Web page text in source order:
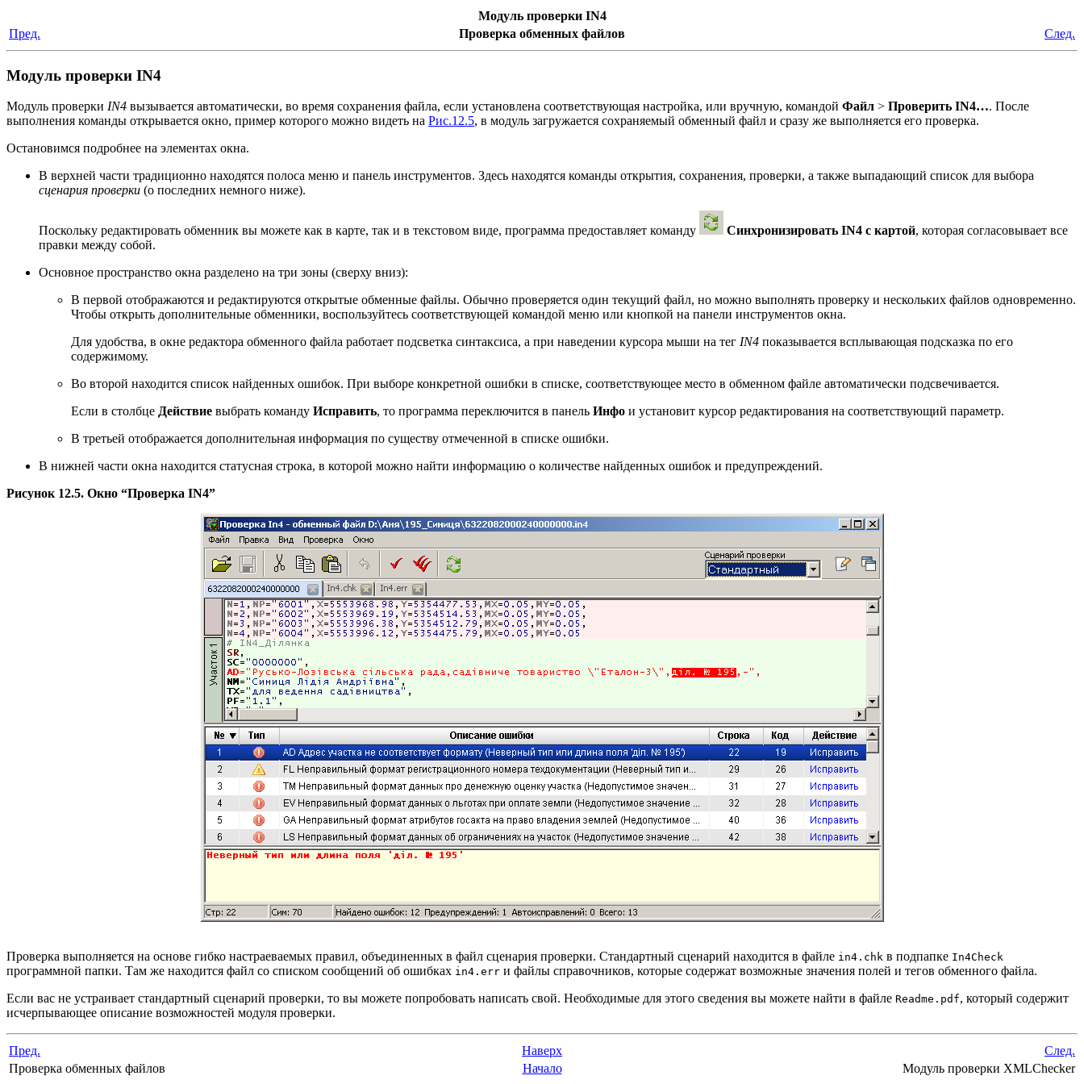
Модуль проверки IN4
Пред.
Проверка обменных файлов След.
Модуль проверки IN4
Модуль проверки IN4 вызывается автоматически, во время сохранения файла, если установлена соответствующая настройка, или вручную, командой Файл > Проверить IN4…. После
выполнения команды открывается окно, пример которого можно видеть на Рис.12.5, в модуль загружается сохраняемый обменный файл и сразу же выполняется его проверка.
Остановимся подробнее на элементах окна.
В верхней части традиционно находятся полоса меню и панель инструментов. Здесь находятся команды открытия, сохранения, проверки, а также выпадающий список для выбора
сценария проверки (о последних немного ниже).
Поскольку редактировать обменник вы можете как в карте, так и в текстовом виде, программа предоставляет команду Синхронизировать IN4 с картой, которая согласовывает все
правки между собой.
Основное пространство окна разделено на три зоны (сверху вниз):
В первой отображаются и редактируются открытые обменные файлы. Обычно проверяется один текущий файл, но можно выполнять проверку и нескольких файлов одновременно.
Чтобы открыть дополнительные обменники, воспользуйтесь соответствующей командой меню или кнопкой на панели инструментов окна.
Для удобства, в окне редактора обменного файла работает подсветка синтаксиса, а при наведении курсора мыши на тег IN4 показывается всплывающая подсказка по его
содержимому.
Во второй находится список найденных ошибок. При выборе конкретной ошибки в списке, соответствующее место в обменном файле автоматически подсвечивается.
Если в столбце Действие выбрать команду Исправить, то программа переключится в панель Инфо и установит курсор редактирования на соответствующий параметр.
В третьей отображается дополнительная информация по существу отмеченной в списке ошибки.
В нижней части окна находится статусная строка, в которой можно найти информацию о количестве найденных ошибок и предупреждений.
Рисунок 12.5. Окно “Проверка IN4”
Проверка выполняется на основе гибко настраеваемых правил, объединенных в файл сценария проверки. Стандартный сценарий находится в файле in4.chk в подпапке In4Check
программной папки. Там же находится файл со списком сообщений об ошибках in4.err и файлы справочников, которые содержат возможные значения полей и тегов обменного файла.
Если вас не устраивает стандартный сценарий проверки, то вы можете попробовать написать свой. Необходимые для этого сведения вы можете найти в файле Readme.pdf, который содержит
исчерпывающее описание возможностей модуля проверки.
Пред. Наверх
След.
Проверка обменных файлов
Начало Модуль проверки XMLChecker